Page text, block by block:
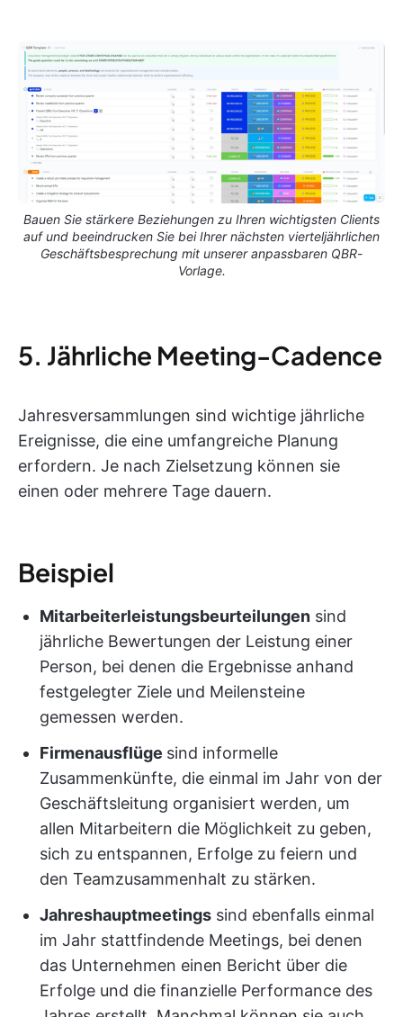
Bauen Sie stärkere Beziehungen zu Ihren wichtigsten Clients
auf und beeindrucken Sie bei Ihrer nächsten vierteljährlichen
Geschäftsbesprechung mit unserer anpassbaren QBR-
Vorlage.
5. Jährliche Meeting-Cadence
Jahresversammlungen sind wichtige jährliche
Ereignisse, die eine umfangreiche Planung
erfordern. Je nach Zielsetzung können sie
einen oder mehrere Tage dauern.
Beispiel
Mitarbeiterleistungsbeurteilungen sind
jährliche Bewertungen der Leistung einer
Person, bei denen die Ergebnisse anhand
festgelegter Ziele und Meilensteine
gemessen werden.
Firmenausflüge sind informelle
Zusammenkünfte, die einmal im Jahr von der
Geschäftsleitung organisiert werden, um
allen Mitarbeitern die Möglichkeit zu geben,
sich zu entspannen, Erfolge zu feiern und
den Teamzusammenhalt zu stärken.
Jahreshauptmeetings sind ebenfalls einmal
im Jahr stattfindende Meetings, bei denen
das Unternehmen einen Bericht über die
Erfolge und die finanzielle Performance des